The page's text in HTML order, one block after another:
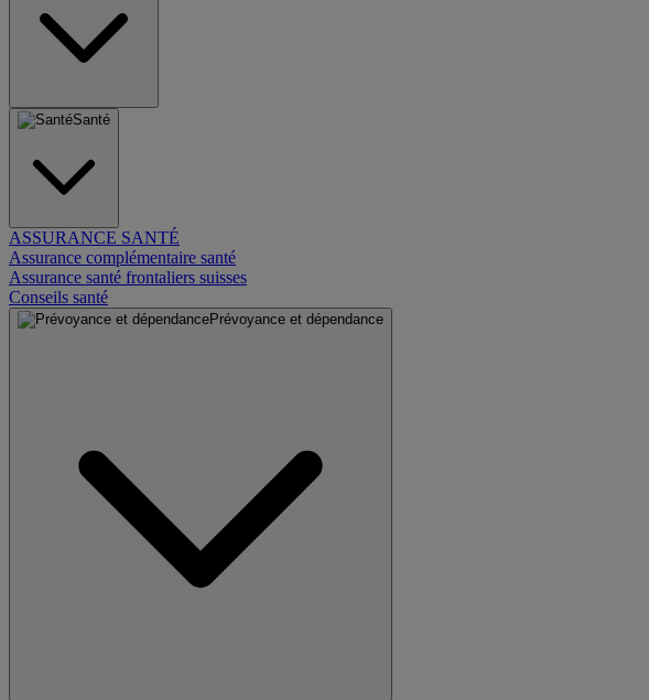
Santé
ASSURANCE SANTÉ
Assurance complémentaire santé
Assurance santé frontaliers suisses
Conseils santé
Prévoyance et dépendance